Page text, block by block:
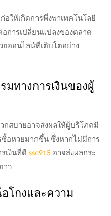
อให้เกิดการพึ่งพาเทคโนโลยี
การเปลี่ยนแปลงของตลาด
ยออนไลน์ที่เติบโตอย่าง
ทางการเงินของผู้
กสบายอาจส่งผลให้ผู้บริโภคมี
อหวยมากขึ้น ซึ่งหากไม่มีการ
เงินที่ดี ssc915 อาจส่งผลกระ
าว
โกงและความ